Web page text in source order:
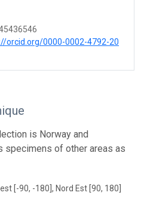
orcid.org/0000-0002-4792-20
is Norway and
specimens of other areas as
[-90, -180], Nord Est [90, 180]